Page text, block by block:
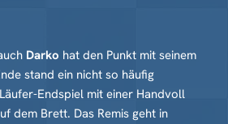
Darko hat den Punkt mit seinem
stand ein nicht so häufig
Endspiel mit einer Handvoll
dem Brett. Das Remis geht in